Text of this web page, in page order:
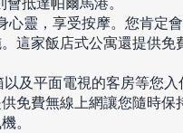
心靈，享受按摩。您肯定
這家飯店式公寓還提供
及平面電視的客房等您
免費無線上網讓您隨時
。